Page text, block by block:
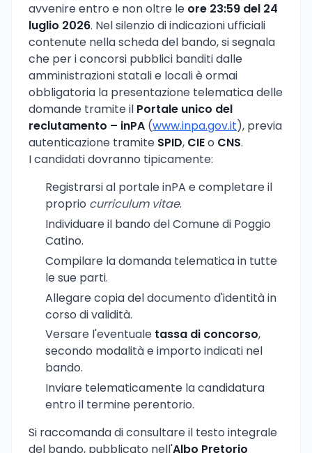
avvenire entro e non oltre le ore 23:59 del 24
luglio 2026. Nel silenzio di indicazioni ufficiali
contenute nella scheda del bando, si segnala
che per i concorsi pubblici banditi dalle
amministrazioni statali e locali è ormai
obbligatoria la presentazione telematica delle
domande tramite il Portale unico del
reclutamento – inPA (www.inpa.gov.it), previa
autenticazione tramite SPID, CIEo CNS.
I candidati dovranno tipicamente:
Registrarsi al portale inPA e completare il
proprio curriculum vitae.
Individuare il bando del Comune di Poggio
Catino.
Compilare la domanda telematica in tutte
le sue parti.
Allegare copia del documento d'identità in
corso di validità.
Versare l'eventuale tassa di concorso,
secondo modalità e importo indicati nel
bando.
Inviare telematicamente la candidatura
entro il termine perentorio.
Si raccomanda di consultare il testo integrale
del bando, pubblicato nell'Albo Pretorio